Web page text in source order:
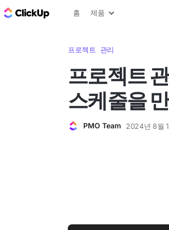
ClickUp 블로그
홈 제품
프로젝트 관리
프로젝트
스케줄을
PMO Team 2024년 8월